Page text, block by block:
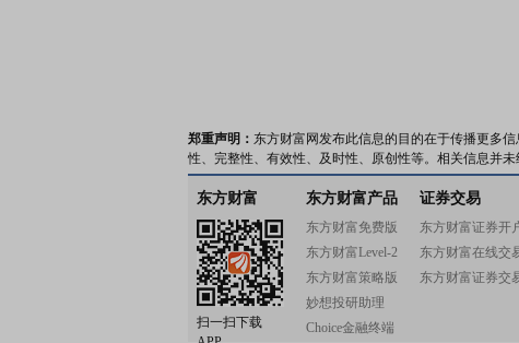
郑重声明： 东方财富网发布此信息的目的在于传播更多
性、完整性、有效性、及时性、原创性等。相关信息并
东方财富
扫一扫下载
东方财富产品
东方财富免费版
东方财富Level-2
东方财富策略版
妙想投研助理
Choice金融终端
证券交易
东方财富证券开
东方财富在线交
东方财富证券交